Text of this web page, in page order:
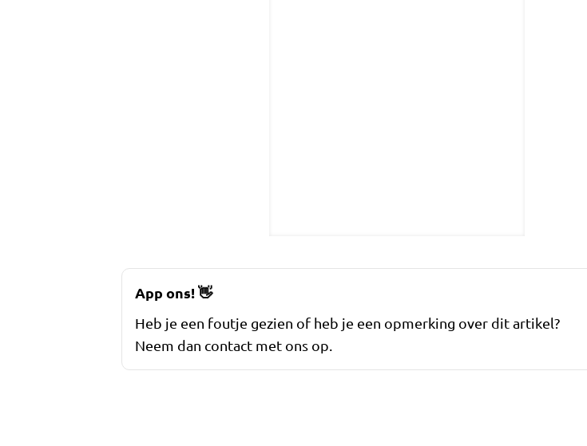
App ons!👋
Heb je een foutje gezien of heb je een opmerking over dit artikel?
Neem dan contact met ons op.